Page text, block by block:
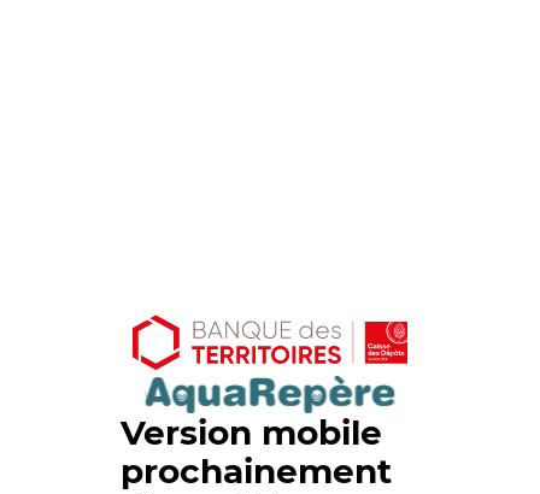
Version mobile
prochainement